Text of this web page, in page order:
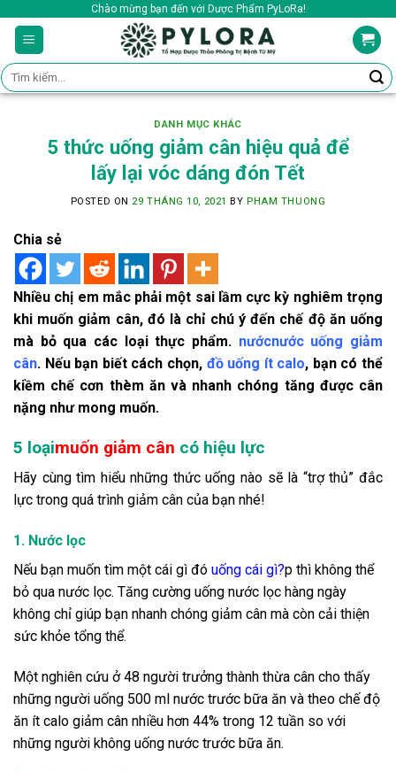
content
Chào mừng bạn đến với Dược Phẩm PyLoRa!
Tìm
kiếm:
DANH MỤC KHÁC
5 thức uống giảm cân hiệu quả để
lấy lại vóc dáng đón Tết
POSTED ON 29 THÁNG 10, 2021 BYPHAM THUONG
Chia sẻ
Nhiều chị em mắc phải một sai lầm cực kỳ nghiêm trọng
khi muốn giảm cân, đó là chỉ chú ý đến chế độ ăn uống
mà bỏ qua các loại thực phẩm. nướcnước uống giảm
cân. Nếu bạn biết cách chọn, đồ uống ít calo, bạn có thể
kiềm chế cơn thèm ăn và nhanh chóng tăng được cân
nặng như mong muốn.
5 loạimuốn giảm cân có hiệu lực
Hãy cùng tìm hiểu những thức uống nào sẽ là “trợ thủ” đắc
lực trong quá trình giảm cân của bạn nhé!
1. Nước lọc
Nếu bạn muốn tìm một cái gì đó uống cái gì?p thì không thể
bỏ qua nước lọc. Tăng cường uống nước lọc hàng ngày
không chỉ giúp bạn nhanh chóng giảm cân mà còn cải thiện
sức khỏe tổng thể.
Một nghiên cứu ở 48 người trưởng thành thừa cân cho thấy
những người uống 500 ml nước trước bữa ăn và theo chế độ
ăn ít calo giảm cân nhiều hơn 44% trong 12 tuần so với
những người không uống nước trước bữa ăn.